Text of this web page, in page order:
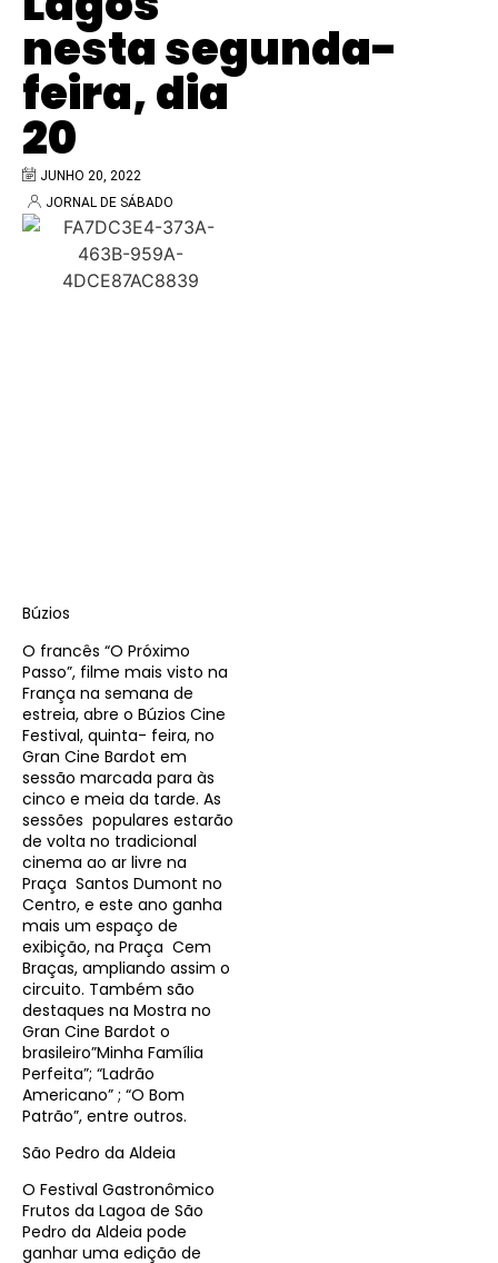
nesta segunda-
feira, dia
20
JUNHO 20, 2022
JORNAL DE SÁBADO
Búzios
O francês “O Próximo
Passo”, filme mais visto na
França na semana de
estreia, abre o Búzios Cine
Festival, quinta- feira, no
Gran Cine Bardot em
sessão marcada para às
cinco e meia da tarde. As
sessões populares estarão
de volta no tradicional
cinema ao ar livre na
Praça Santos Dumont no
Centro, e este ano ganha
mais um espaço de
exibição, na Praça Cem
Braças, ampliando assim o
circuito. Também são
destaques na Mostra no
Gran Cine Bardot o
brasileiro”Minha Família
Perfeita”; “Ladrão
Americano” ; “O Bom
Patrão”, entre outros.
São Pedro da Aldeia
O Festival Gastronômico
Frutos da Lagoa de São
Pedro da Aldeia pode
ganhar uma edição de